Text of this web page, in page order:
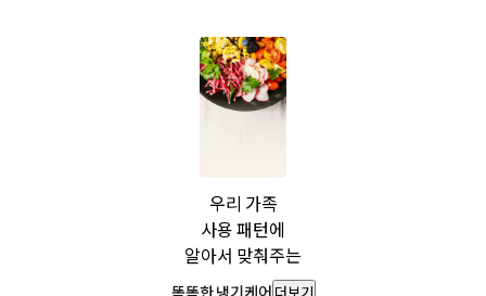
우리 가족
사용 패턴에
알아서 맞춰주는
똑똑한 냉기케어 더보기